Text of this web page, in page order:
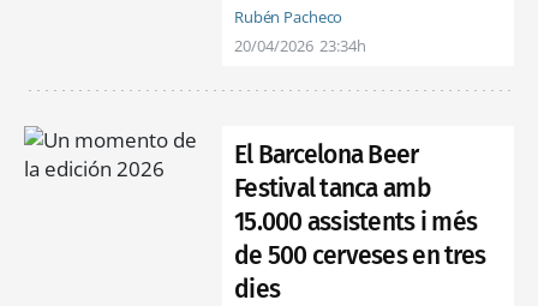
Rubén Pacheco
20/04/2026 23:34h
El Barcelona Beer
Festival tanca amb
15.000 assistents i més
de 500 cerveses en tres
dies